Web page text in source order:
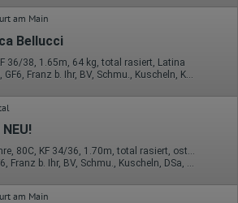
Verarbeitung
am Main
Bellucci
36/38, 1.65m, 64 kg, total rasiert, Latina
AV, 69, GF6, Franz b. Ihr, BV, Schmu., Kuscheln, Körperküs.
29 Jahre, 80C, KF 34/36, 1.70m, total rasiert, osteuropäisch
69, GF6, Franz b. Ihr, BV, Schmu., Kuscheln, DSa, DSp
am Main